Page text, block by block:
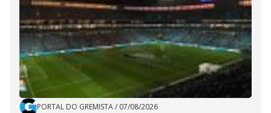
PORTAL DO GREMISTA/ 07/08/2026